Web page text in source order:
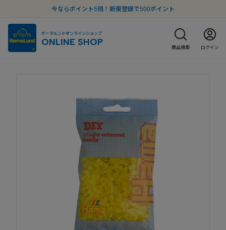
今ならポイント5倍！新規登録で500ポイント
ボーネルンドオンラインショップ
ONLINE SHOP 商品検索 ログイン